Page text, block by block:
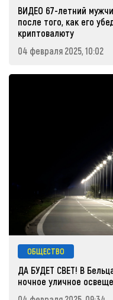
ВИДЕО 67-летний
после того, как его
криптовалюту
04 февраля 2025, 10:02
ОБЩЕСТВО
ДА БУДЕТ СВЕТ! В
ночное уличное